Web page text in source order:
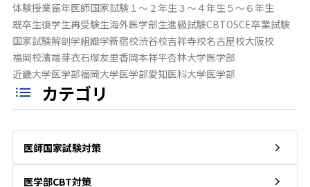
体験授業留年医師国家試験１～２年生３～４年生５～６年生
既卒生復学生再受験生海外医学部生進級試験CBTOSCE卒業試験
国家試験解剖学組織学新宿校渋谷校吉祥寺校名古屋校大阪校
福岡校濱端芽衣石塚友里香岡本祥平杏林大学医学部
近畿大学医学部福岡大学医学部愛知医科大学医学部
カテゴリ
医師国家試験対策
医学部CBT対策